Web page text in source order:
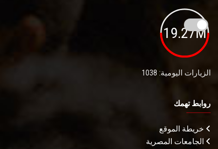
19.27M
الزيارات اليومية: 1038
روابط تهمك
خريطة الموقع
الجامعات المصرية